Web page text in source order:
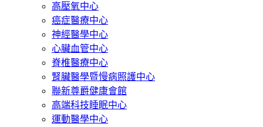
高壓氧中心
癌症醫療中心
神經醫學中心
心臟血管中心
脊椎醫療中心
腎臟醫學暨慢病照護中心
聯新尊爵健康會館
高端科技睡眠中心
運動醫學中心